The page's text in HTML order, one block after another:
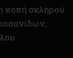
κοπή σκληρού